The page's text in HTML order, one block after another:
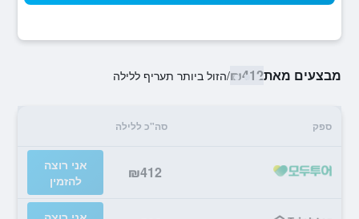
מבצעים מאת₪412
/הזול ביותר תעריף ללילה
ספק סה"כ ללילה
₪412
אני רוצה
להזמין